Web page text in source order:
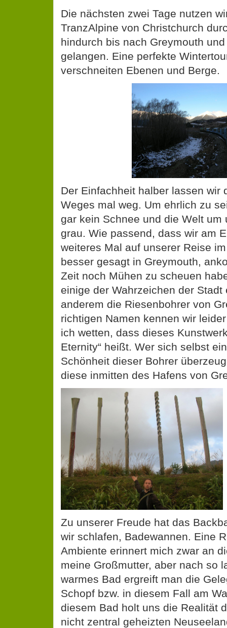
Die nächsten zwei Tage nutzen
TranzAlpine von Christchurch
hindurch bis nach Greymouth
gelangen. Eine perfekte
verschneiten Ebenen und Berge.
Der Einfachheit halber lassen wir
Weges mal weg. Um ehrlich zu
gar kein Schnee und die Welt um
grau. Wie passend, dass wir am
weiteres Mal auf unserer Reise
besser gesagt in Greymouth,
Zeit noch Mühen zu scheuen
einige der Wahrzeichen der Stadt
anderem die Riesenbohrer von
richtigen Namen kennen wir
ich wetten, dass dieses
Eternity“ heißt. Wer sich selbst
Schönheit dieser Bohrer
diese inmitten des Hafens von
Zu unserer Freude hat das
wir schlafen, Badewannen. Eine
Ambiente erinnert mich zwar an
meine Großmutter, aber nach so
warmes Bad ergreift man die
Schopf bzw. in diesem Fall am
diesem Bad holt uns die Realität
nicht zentral geheizten